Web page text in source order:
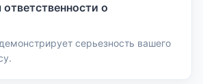
о
серьезность вашего